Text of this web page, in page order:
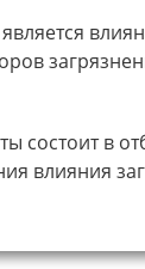
состоит в
влияния